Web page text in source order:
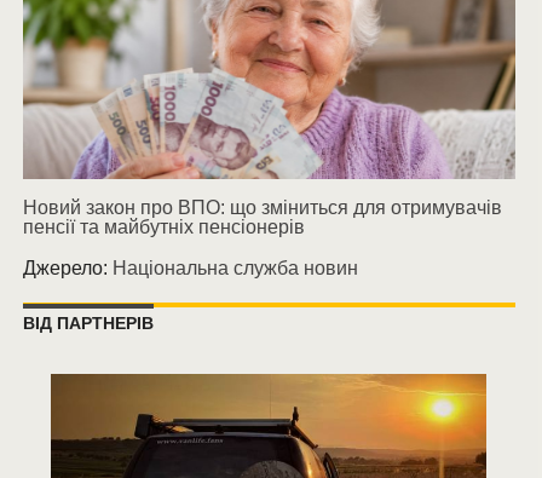
Новий закон про ВПО: що зміниться для отримувачів
пенсії та майбутніх пенсіонерів
Джерело: Національна служба новин
ВІД ПАРТНЕРІВ